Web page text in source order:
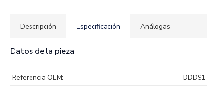
Descripción Especificación Análogas
Datos de la pieza
Referencia OEM:
DDD91